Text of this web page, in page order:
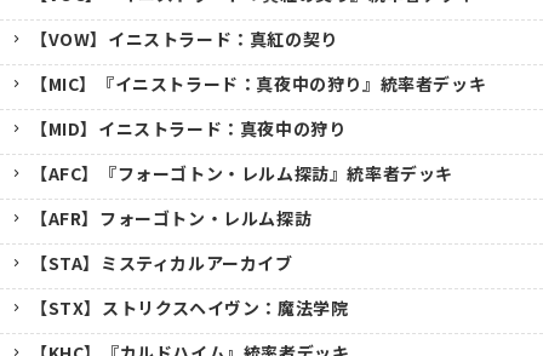
【VOW】イニストラード：真紅の契り
【MIC】『イニストラード：真夜中の狩り』統率者デッキ
【MID】イニストラード：真夜中の狩り
【AFC】『フォーゴトン・レルム探訪』統率者デッキ
【AFR】フォーゴトン・レルム探訪
【STA】ミスティカルアーカイブ
【STX】ストリクスヘイヴン：魔法学院